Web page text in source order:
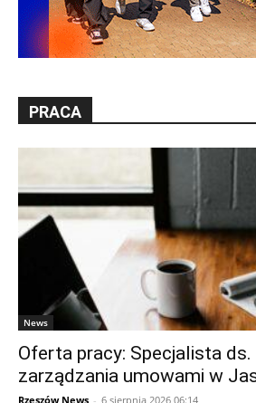
PRACA
News
Oferta pracy: Specjalista ds.
zarządzania umowami w
Rzeszów News - 6 sierpnia 2026 06:14